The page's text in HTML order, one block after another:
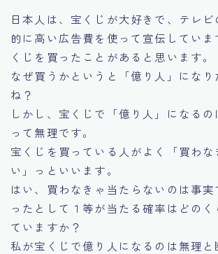
日本人は、宝くじが大好きで、テレビ
的に高い広告費を使って宣伝してい
くじを買ったことがあると思います。
なぜ買うかというと「億り人」になり
ね？
しかし、宝くじで「億り人」になる
って無理です。
宝くじを買っている人がよく「買わな
い」っといいます。
はい、買わなきゃ当たらないのは事
ったとして１等が当たる確率はどのく
ていますか？
私が宝くじで億り人になるのは無理と